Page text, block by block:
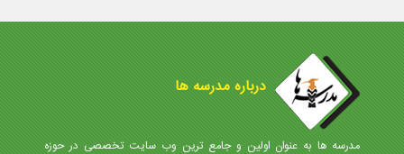
درباره مدرسه ها
مدرسه ها به عنوان اولین و جامع ترین وب سایت تخصصی در حوزه